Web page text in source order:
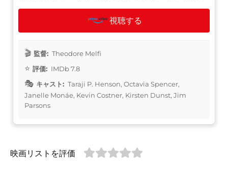
視聴する
監督: Theodore Melfi
評価: IMDb 7.8
キャスト: Taraji P. Henson, Octavia Spencer,
Janelle Monáe, Kevin Costner, Kirsten Dunst, Jim
Parsons
映画リストを評価